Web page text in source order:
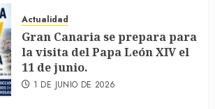
Actualidad
Gran Canaria se prepara para
la visita del Papa León XIV el
11 de junio.
1 DE JUNIO DE 2026